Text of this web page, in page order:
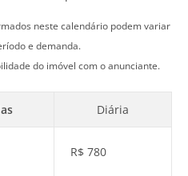
neste calendário podem variar
e demanda.
do imóvel com o anunciante.
Diária
R$ 780